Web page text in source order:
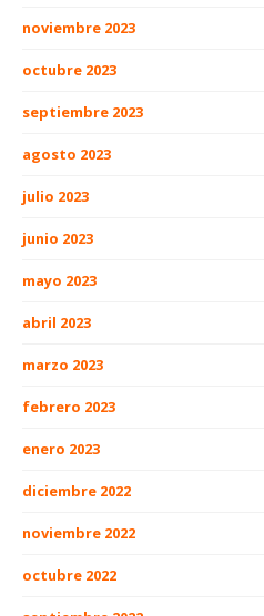
noviembre 2023
octubre 2023
septiembre 2023
agosto 2023
julio 2023
junio 2023
mayo 2023
abril 2023
marzo 2023
febrero 2023
enero 2023
diciembre 2022
noviembre 2022
octubre 2022